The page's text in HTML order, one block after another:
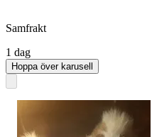
Samfrakt
1 dag
Hoppa över karusell